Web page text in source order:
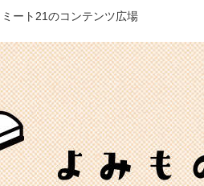
ート21のコンテンツ広場